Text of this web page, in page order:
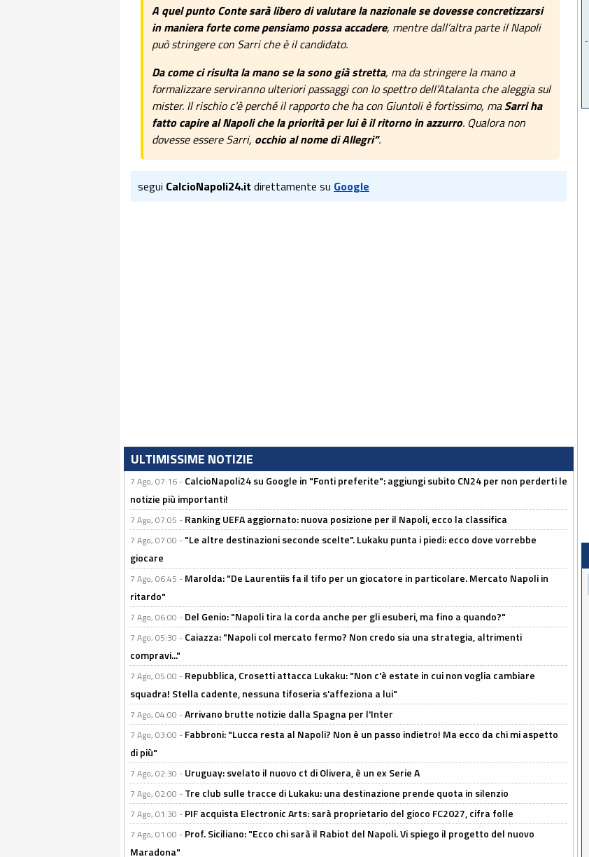
A quel punto Conte sarà libero di valutare la nazionale se dovesse concretizzarsi
in maniera forte come pensiamo possa accadere, mentre dall’altra parte il Napoli
può stringere con Sarri che è il candidato.
Da come ci risulta la mano se la sono già stretta, ma da stringere la mano a
formalizzare serviranno ulteriori passaggi con lo spettro dell’Atalanta che aleggia sul
mister. Il rischio c’è perché il rapporto che ha con Giuntoli è fortissimo, maSarri ha
fatto capire al Napoli che la priorità per lui è il ritorno in azzurro. Qualora non
dovesse essere Sarri, occhio al nome di Allegri”.
segui CalcioNapoli24.it direttamente su Google
ULTIMISSIME NOTIZIE
7 Ago, 07:16 - CalcioNapoli24 su Google in "Fonti preferite": aggiungi subito CN24 per non perderti le
notizie più importanti!
7 Ago, 07:05 - Ranking UEFA aggiornato: nuova posizione per il Napoli, ecco la classifica
7 Ago, 07:00 - "Le altre destinazioni seconde scelte". Lukaku punta i piedi: ecco dove vorrebbe
giocare
7 Ago, 06:45 - Marolda: "De Laurentiis fa il tifo per un giocatore in particolare. Mercato Napoli in
ritardo"
7 Ago, 06:00 - Del Genio: "Napoli tira la corda anche per gli esuberi, ma fino a quando?"
7 Ago, 05:30 - Caiazza: "Napoli col mercato fermo? Non credo sia una strategia, altrimenti
compravi..."
7 Ago, 05:00 - Repubblica, Crosetti attacca Lukaku: "Non c'è estate in cui non voglia cambiare
squadra! Stella cadente, nessuna tifoseria s'affeziona a lui"
7 Ago, 04:00 -Arrivano brutte notizie dalla Spagna per l'Inter
7 Ago, 03:00 - Fabbroni: "Lucca resta al Napoli? Non è un passo indietro! Ma ecco da chi mi aspetto
di più"
7 Ago, 02:30 - Uruguay: svelato il nuovo ct di Olivera, è un ex Serie A
7 Ago, 02:00 - Tre club sulle tracce di Lukaku: una destinazione prende quota in silenzio
7 Ago, 01:30 - PIF acquista Electronic Arts: sarà proprietario del gioco FC2027, cifra folle
7 Ago, 01:00 - Prof. Siciliano: "Ecco chi sarà il Rabiot del Napoli. Vi spiego il progetto del nuovo
Maradona"